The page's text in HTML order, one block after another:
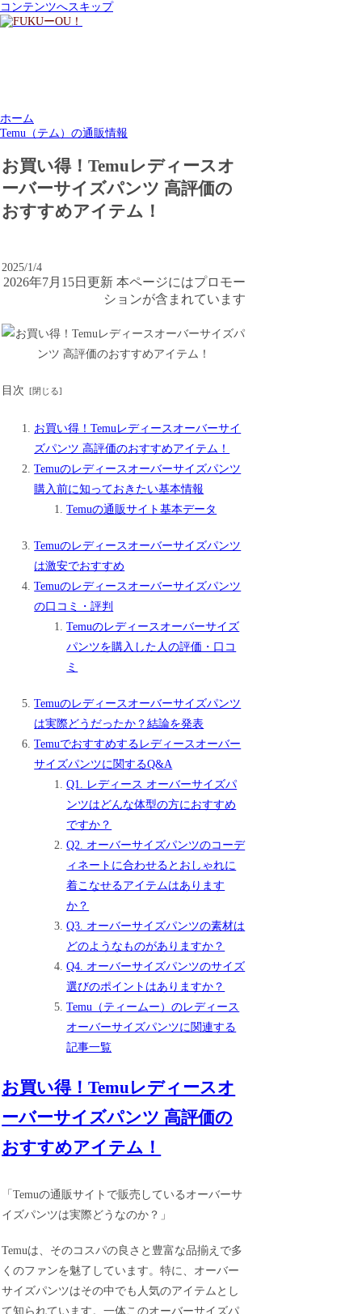
コンテンツへスキップ
ホーム
Temu（テム）の通販情報
お買い得！Temuレディースオ
ーバーサイズパンツ 高評価の
おすすめアイテム！
2025/1/4
2026年7月15日更新 本ページにはプロモー
ションが含まれています
目次
お買い得！Temuレディースオーバーサイ
ズパンツ 高評価のおすすめアイテム！
Temuのレディースオーバーサイズパンツ
購入前に知っておきたい基本情報
Temuの通販サイト基本データ
Temuのレディースオーバーサイズパンツ
は激安でおすすめ
Temuのレディースオーバーサイズパンツ
の口コミ・評判
Temuのレディースオーバーサイズ
パンツを購入した人の評価・口コ
ミ
Temuのレディースオーバーサイズパンツ
は実際どうだったか？結論を発表
Temuでおすすめするレディースオーバー
サイズパンツに関するQ&A
Q1. レディース オーバーサイズパ
ンツはどんな体型の方におすすめ
ですか？
Q2. オーバーサイズパンツのコーデ
ィネートに合わせるとおしゃれに
着こなせるアイテムはあります
か？
Q3. オーバーサイズパンツの素材は
どのようなものがありますか？
Q4. オーバーサイズパンツのサイズ
選びのポイントはありますか？
Temu（ティームー）のレディース
オーバーサイズパンツに関連する
記事一覧
お買い得！Temuレディースオ
ーバーサイズパンツ 高評価の
おすすめアイテム！
「Temuの通販サイトで販売しているオーバーサ
イズパンツは実際どうなのか？」
Temuは、そのコスパの良さと豊富な品揃えで多
くのファンを魅了しています。特に、オーバー
サイズパンツはその中でも人気のアイテムとし
て知られています。一体このオーバーサイズパ